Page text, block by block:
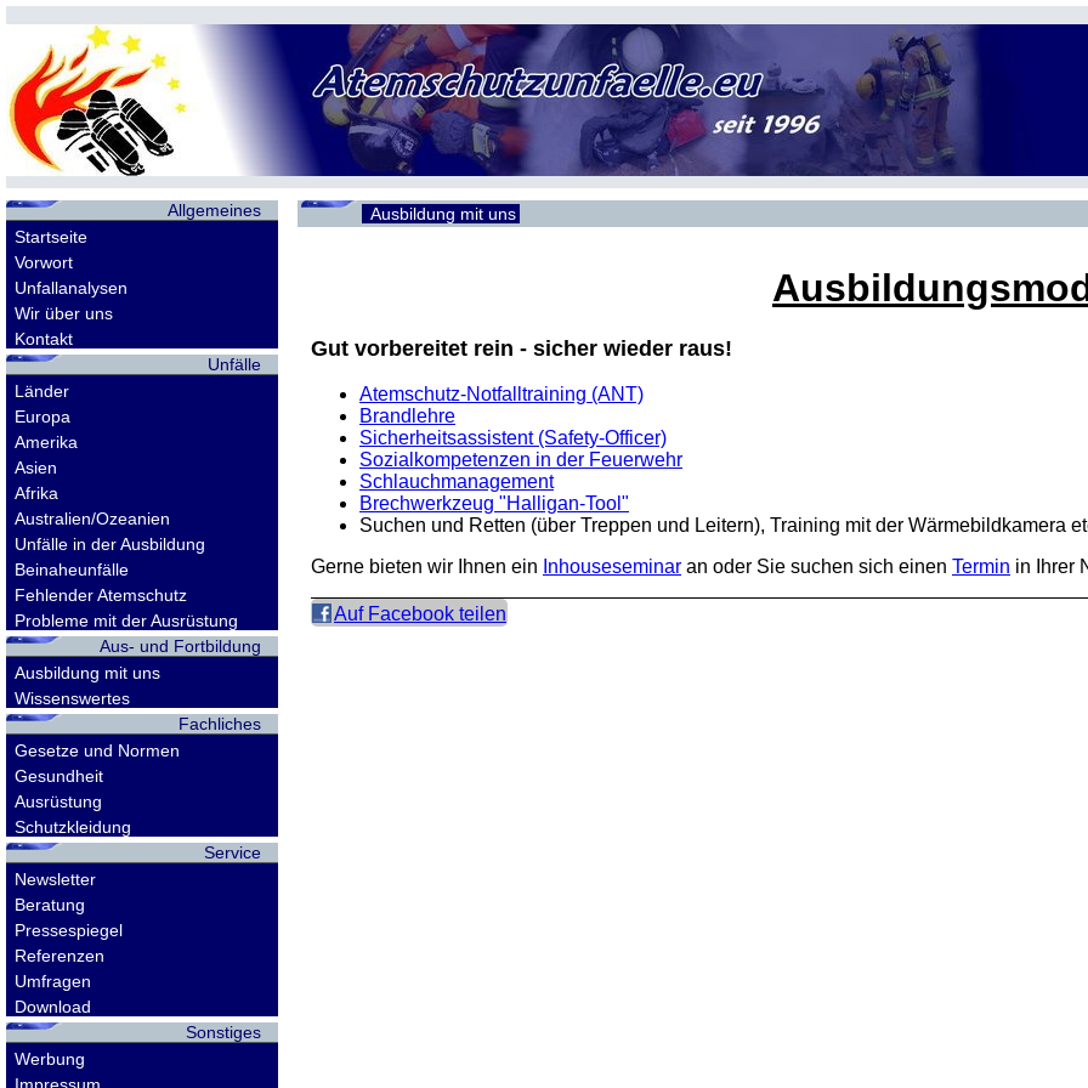
Allgemeines
Startseite
Vorwort
Unfallanalysen
Wir über uns
Kontakt
Unfälle
Länder
Europa
Amerika
Asien
Afrika
Australien/Ozeanien
Unfälle in der Ausbildung
Beinaheunfälle
Fehlender Atemschutz
Probleme mit der Ausrüstung
Aus- und Fortbildung
Ausbildung mit uns
Wissenswertes
Fachliches
Gesetze und Normen
Gesundheit
Ausrüstung
Schutzkleidung
Service
Newsletter
Beratung
Pressespiegel
Referenzen
Umfragen
Download
Sonstiges
Werbung
Ausbildung mit uns
Gut vorbereitet rein - sicher wieder raus!
Atemschutz-Notfalltraining (ANT)
Brandlehre
Sicherheitsassistent (Safety-Officer)
Sozialkompetenzen in der Feuerwehr
Schlauchmanagement
Brechwerkzeug "Halligan-Tool"
Suchen und Retten (über Treppen und Leitern), Training mit der Wärmebildkamera
Gerne bieten wir Ihnen ein Inhouseseminar an oder Sie suchen sich einen Termin in Ihrer
Auf Facebook teilen